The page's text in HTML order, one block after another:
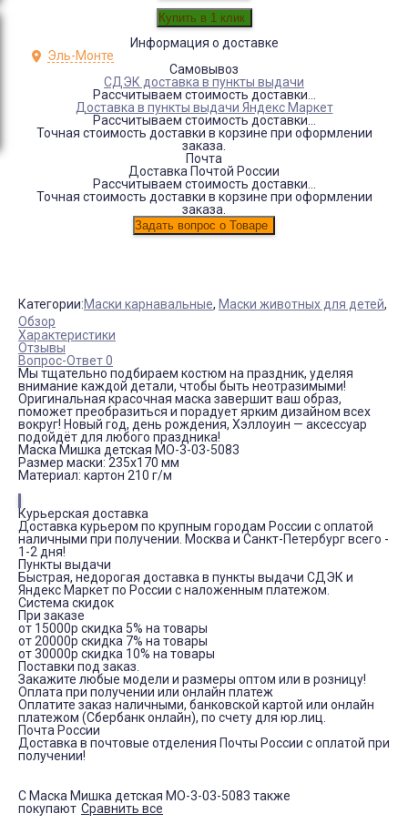
Информация о доставке
Эль-Монте
Самовывоз
СДЭК доставка в пункты выдачи
Рассчитываем стоимость доставки...
Доставка в пункты выдачи Яндекс Маркет
Рассчитываем стоимость доставки...
Точная стоимость доставки в корзине при оформлении
заказа.
Почта
Доставка Почтой России
Рассчитываем стоимость доставки...
Точная стоимость доставки в корзине при оформлении
заказа.
Категории:Маски карнавальные, Маски животных для детей,
Обзор
Характеристики
Отзывы
Вопрос-Ответ 0
Мы тщательно подбираем костюм на праздник, уделяя
внимание каждой детали, чтобы быть неотразимыми!
Оригинальная красочная маска завершит ваш образ,
поможет преобразиться и порадует ярким дизайном всех
вокруг! Новый год, день рождения, Хэллоуин — аксессуар
подойдёт для любого праздника!
Маска Мишка детская МО-3-03-5083
Размер маски: 235x170 мм
Материал: картон 210 г/м
Курьерская доставка
Доставка курьером по крупным городам России с оплатой
наличными при получении. Москва и Санкт-Петербург всего -
1-2 дня!
Пункты выдачи
Быстрая, недорогая доставка в пункты выдачи СДЭК и
Яндекс Маркет по России с наложенным платежом.
Система скидок
При заказе
от 15000р скидка 5% на товары
от 20000р скидка 7% на товары
от 30000р скидка 10% на товары
Поставки под заказ.
Закажите любые модели и размеры оптом или в розницу!
Оплата при получении или онлайн платеж
Оплатите заказ наличными, банковской картой или онлайн
платежом (Сбербанк онлайн), по счету для юр.лиц.
Почта России
Доставка в почтовые отделения Почты России с оплатой при
получении!
С Маска Мишка детская МО-3-03-5083 также
покупают Сравнить все